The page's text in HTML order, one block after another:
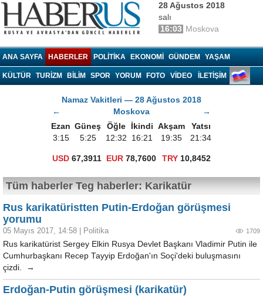
28 Ağustos 2018
salı
16:03 Moskova
ANA SAYFA HABERLER POLITIKA EKONOMI GÜNDEM YAŞAM
KÜLTÜR TURIZM BILIM SPOR YORUM FOTO VIDEO İLETİŞİM
Namaz Vakitleri — 28 Ağustos 2018
←
Moskova
→
Ezan Güneş Öğle İkindi Akşam
Yatsı
3:15
5:25 12:32 16:21 19:35 21:34
USD67,3911 EUR 78,7600 TRY10,8452
Tüm haberler Teg haberler: Karikatür
Rus karikatüristten Putin-Erdoğan görüşmesi
yorumu
05 Mayıs 2017, 14:58 Politika 1709
Rus karikatürist Sergey Elkin Rusya Devlet Başkanı Vladimir Putin ile
Cumhurbaşkanı Recep Tayyip Erdoğan'ın Soçi'deki buluşmasını
çizdi. →
Erdoğan-Putin görüşmesi (karikatür)